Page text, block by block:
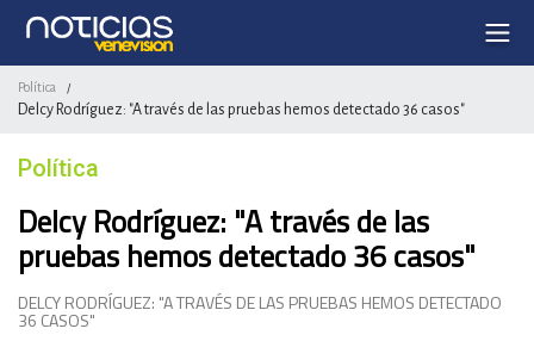
Política /
Delcy Rodríguez: "A través de las pruebas hemos detectado 36 casos"
Política
Delcy Rodríguez: "A través de las
pruebas hemos detectado 36 casos"
DELCY RODRÍGUEZ: "A TRAVÉS DE LAS PRUEBAS HEMOS DETECTADO
36 CASOS"